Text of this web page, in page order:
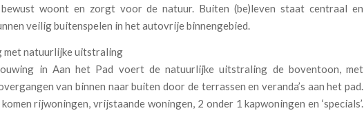
woont en zorgt voor de natuur. Buiten (be)leven staat centraal en
veilig buitenspelen in het autovrije binnengebied.
met natuurlijke uitstraling
in Aan het Pad voert de natuurlijke uitstraling de boventoon, met
van binnen naar buiten door de terrassen en veranda’s aan het pad.
rijwoningen, vrijstaande woningen, 2 onder 1 kapwoningen en ‘specials’.